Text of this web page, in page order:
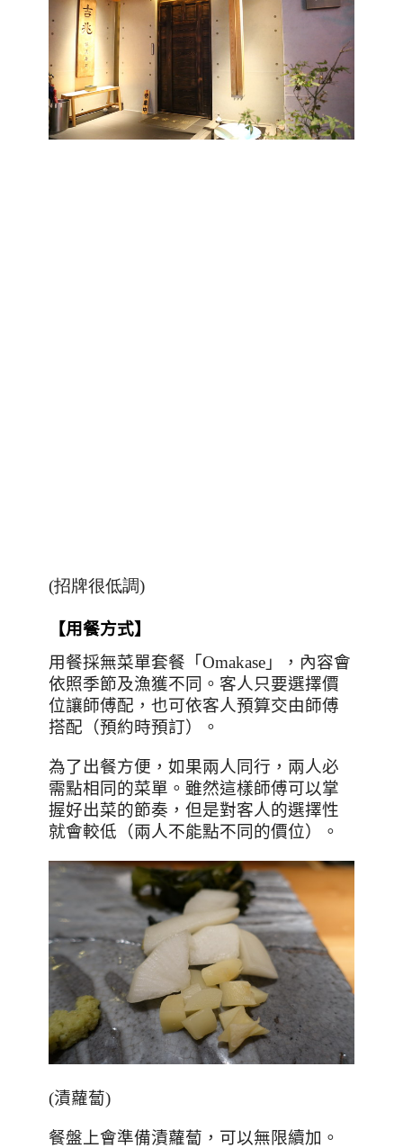
(招牌很低調)
【用餐方式】
用餐採無菜單套餐「Omakase 」，內容會
依照季節及漁獲不同。客人只要選擇價
位讓師傅配，也可依客人預算交由師傅
搭配（預約時預訂）。
為了出餐方便，如果兩人同行，兩人必
需點相同的菜單。雖然這樣師傅可以掌
握好出菜的節奏，但是對客人的選擇性
就會較低（兩人不能點不同的價位）。
(漬蘿蔔)
餐盤上會準備漬蘿蔔，可以無限續加。